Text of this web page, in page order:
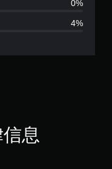
3
0%
4%
息